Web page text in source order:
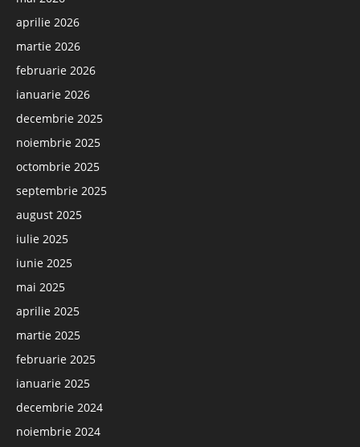
aprilie 2026
martie 2026
februarie 2026
ianuarie 2026
decembrie 2025
noiembrie 2025
octombrie 2025
septembrie 2025
august 2025
iulie 2025
iunie 2025
mai 2025
aprilie 2025
martie 2025
februarie 2025
ianuarie 2025
decembrie 2024
noiembrie 2024